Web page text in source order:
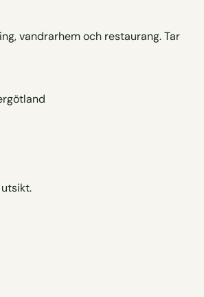
vandrarhem och restaurang. Tar